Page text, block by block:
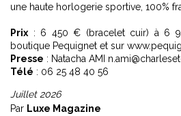
une haute horlogerie sportive, 100%
Prix : 6 450 € (bracelet cuir) à 6
boutique Pequignet et sur
Presse : Natacha AMI
Télé : 06 25 48 40 56
Juillet 2026
Par Luxe Magazine